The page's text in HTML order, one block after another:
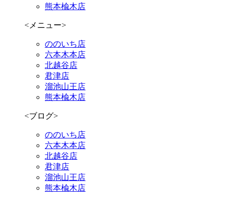
熊本楡木店
<メニュー>
ののいち店
六本木本店
北越谷店
君津店
溜池山王店
熊本楡木店
<ブログ>
ののいち店
六本木本店
北越谷店
君津店
溜池山王店
熊本楡木店